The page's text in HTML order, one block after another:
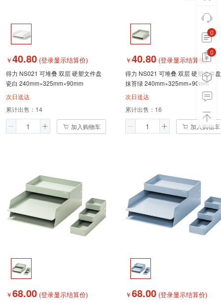
0
0 0
￥40.80 (登录显示结算价)
得力 NS021 可堆叠 双层 硬塑文件盘
瓷白 240mm×325mm×90mm
次日送达
累计出售： 14
加入购物车
￥40.80 (登录显示结算价)
得力 NS021 可堆叠 双层 硬塑文件盘
抹苔绿 240mm×325mm×90mm
次日送达
累计出售： 16
加入购物车
￥68.00 (登录显示结算价) ￥68.00 (登录显示结算价)